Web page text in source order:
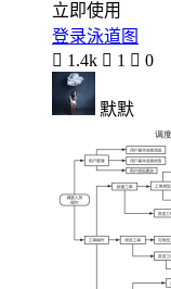
立即使用
登录泳道图
 1.4k  1  0
默默